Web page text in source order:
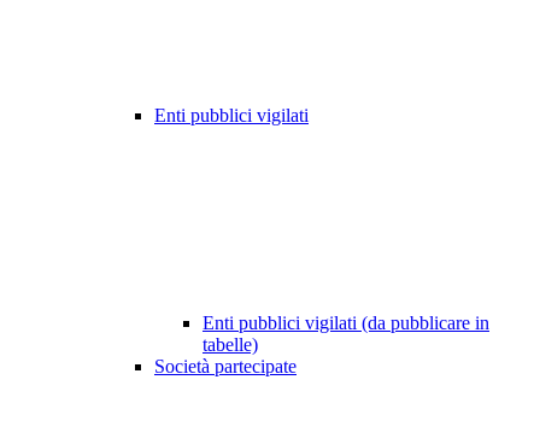
Enti pubblici vigilati
Enti pubblici vigilati (da pubblicare in
tabelle)
Società partecipate